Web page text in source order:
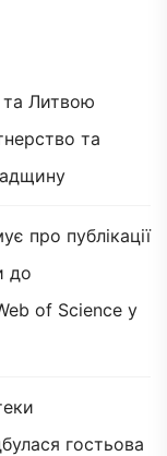
та Литвою
та
про публікації
до
of Science у
гостьова